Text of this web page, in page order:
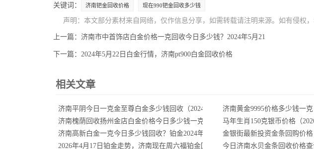
关键词： 济南钯金回收价格 现在990钯金回收多少钱
声明：本文部分素材来自网络，仅作信息分享，如需转载请注明来源。如有侵权，
上一篇： 济南市中首饰店白金价格一克回收今日多少钱？2024年5月21
下一篇： 2024年5月22日白金行情，济南pt900白金回收价格
相关文章
济南平阴今日一克金至尊白金多少钱回收（2024年3月29日）
济南槐荫回收扬州金店白金价格今日多少钱一克？白金2026年3月17日价格表
济南高新白金一克今日多少钱回收？铂金2024年6月19日报价查询
2026年4月17日铂金走势，济南现在周六福铂金回收多少钱一克
济南黄金9995价格多少钱一克
马年生肖150克银币价格（
金银街最新投资金条回购价格
今日济南水贝金条回收价格查